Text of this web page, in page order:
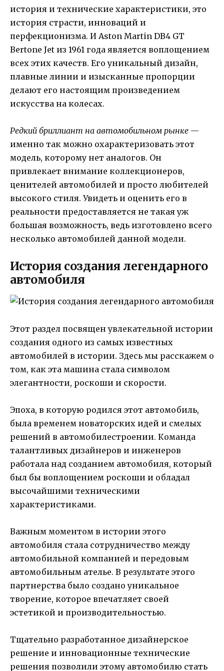
история и технические характеристики, это
история страсти, инноваций и
перфекционизма. И Aston Martin DB4 GT
Bertone Jet из 1961 года является воплощением
всех этих качеств. Его уникальный дизайн,
плавные линии и изысканные пропорции
делают его настоящим произведением
искусства на колесах.
Редкий бриллиант на автомобильном рынке —
именно так можно охарактеризовать этот
модель, которому нет аналогов. Он
привлекает внимание коллекционеров,
ценителей автомобилей и просто любителей
высокого стиля. Увидеть и оценить его в
реальности предоставляется не такая уж
большая возможность, ведь изготовлено всего
несколько автомобилей данной модели.
История создания легендарного
автомобиля
Этот раздел посвящен увлекательной истории
создания одного из самых известных
автомобилей в истории. Здесь мы расскажем о
том, как эта машина стала символом
элегантности, роскоши и скорости.
Эпоха, в которую родился этот автомобиль,
была временем новаторских идей и смелых
решений в автомобилестроении. Команда
талантливых дизайнеров и инженеров
работала над созданием автомобиля, который
был бы воплощением роскоши и обладал
высочайшими техническими
характеристиками.
Важным моментом в истории этого
автомобиля стала сотрудничество между
автомобильной компанией и передовым
автомобильным ателье. В результате этого
партнерства было создано уникальное
творение, которое впечатляет своей
эстетикой и производительностью.
Тщательно разработанное дизайнерское
решение и инновационные технические
решения позволили этому автомобилю стать